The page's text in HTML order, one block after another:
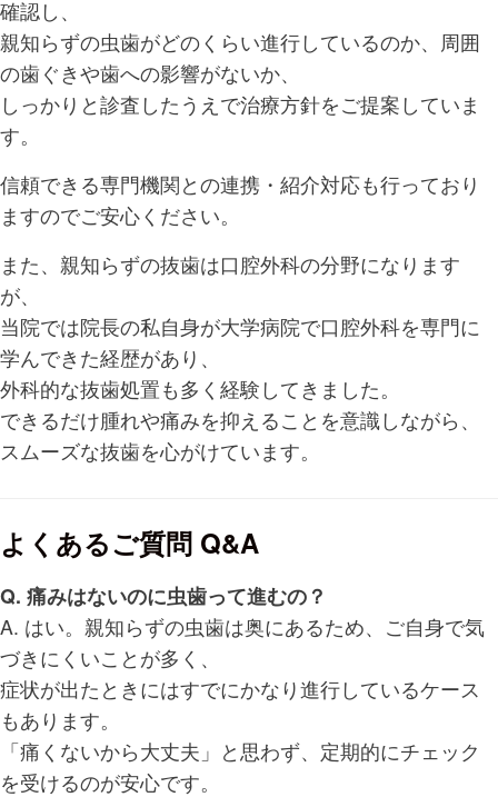
確認し、
親知らずの虫歯がどのくらい進行しているのか、周囲
の歯ぐきや歯への影響がないか、
しっかりと診査したうえで治療方針をご提案していま
す。
信頼できる専門機関との連携・紹介対応も行っており
ますのでご安心ください。
また、親知らずの抜歯は口腔外科の分野になります
が、
当院では院長の私自身が大学病院で口腔外科を専門に
学んできた経歴があり、
外科的な抜歯処置も多く経験してきました。
できるだけ腫れや痛みを抑えることを意識しながら、
スムーズな抜歯を心がけています。
よくあるご質問 Q&A
Q. 痛みはないのに虫歯って進むの？
A. はい。親知らずの虫歯は奥にあるため、ご自身で気
づきにくいことが多く、
症状が出たときにはすでにかなり進行しているケース
もあります。
「痛くないから大丈夫」と思わず、定期的にチェック
を受けるのが安心です。